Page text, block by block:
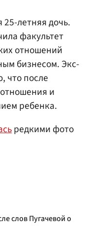
летняя дочь.
факультет
отношений
бизнесом. Экс-
что после
и
ребенка.
редкими фото
слов Пугачевой о